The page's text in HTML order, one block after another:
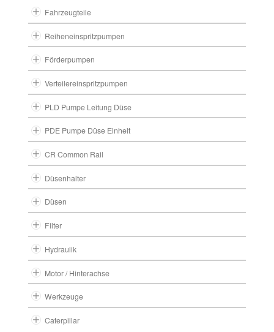
Fahrzeugteile
Reiheneinspritzpumpen
Förderpumpen
Verteilereinspritzpumpen
PLD Pumpe Leitung Düse
PDE Pumpe Düse Einheit
CR Common Rail
Düsenhalter
Düsen
Filter
Hydraulik
Motor / Hinterachse
Werkzeuge
Caterpillar